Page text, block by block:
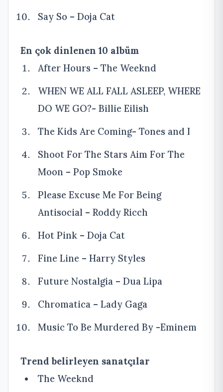
Say So – Doja Cat
En çok dinlenen 10 albüm
After Hours – The Weeknd
WHEN WE ALL FALL ASLEEP, WHERE
DO WE GO?- Billie Eilish
The Kids Are Coming- Tones and I
Shoot For The Stars Aim For The
Moon – Pop Smoke
Please Excuse Me For Being
Antisocial – Roddy Ricch
Hot Pink – Doja Cat
Fine Line – Harry Styles
Future Nostalgia – Dua Lipa
Chromatica – Lady Gaga
Music To Be Murdered By -Eminem
Trend belirleyen sanatçılar
The Weeknd